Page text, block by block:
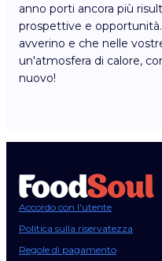
anno porti ancora più
prospettive e
avverino e che nelle
un'atmosfera di calore,
nuovo!
Accordo con l'utente
Politica sulla riservatezza
Regole di pagamento